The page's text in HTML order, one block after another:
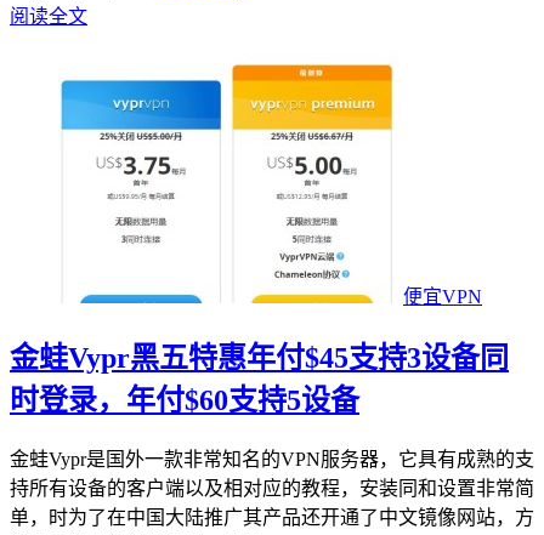
阅读全文
便宜VPN
金蛙Vypr黑五特惠年付$45支持3设备同
时登录，年付$60支持5设备
金蛙Vypr是国外一款非常知名的VPN服务器，它具有成熟的支
持所有设备的客户端以及相对应的教程，安装同和设置非常简
单，时为了在中国大陆推广其产品还开通了中文镜像网站，方